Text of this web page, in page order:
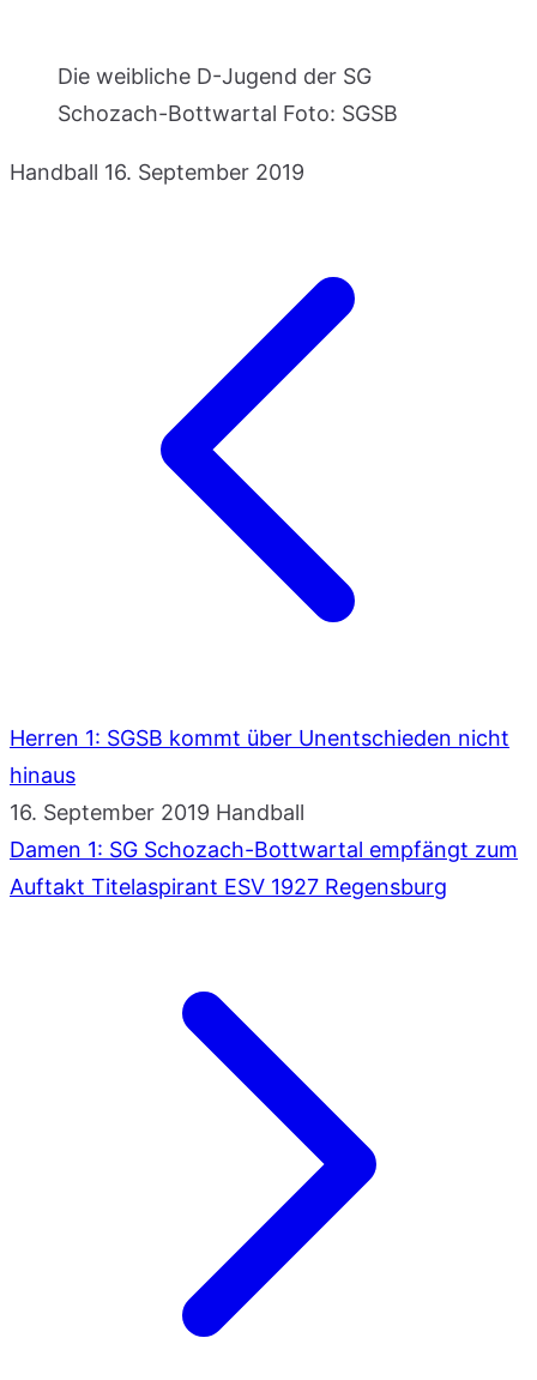
Die weibliche D-Jugend der SG
Schozach-Bottwartal Foto: SGSB
Handball 16. September 2019
Herren 1: SGSB kommt über Unentschieden nicht
hinaus
16. September 2019 Handball
Damen 1: SG Schozach-Bottwartal empfängt zum
Auftakt Titelaspirant ESV 1927 Regensburg